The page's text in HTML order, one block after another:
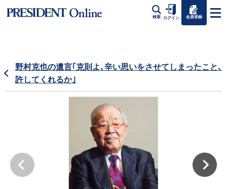
検索 ログイン 会員登録
野村克也の遺言｢克則よ､辛い思いをさせてしまったこと､
許してくれるか｣